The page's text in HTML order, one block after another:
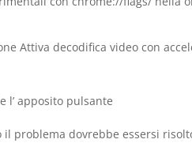
Attiva decodifica video con
l’ apposito pulsante
problema dovrebbe essersi